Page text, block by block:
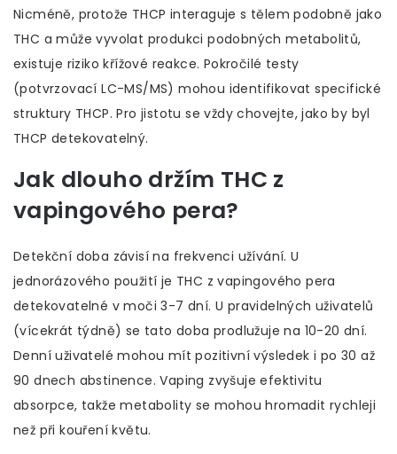
Nicméně, protože THCP interaguje s tělem podobně jako
THC a může vyvolat produkci podobných metabolitů,
existuje riziko křížové reakce. Pokročilé testy
(potvrzovací LC-MS/MS) mohou identifikovat specifické
struktury THCP. Pro jistotu se vždy chovejte, jako by byl
THCP detekovatelný.
Jak dlouho držím THC z
vapingového pera?
Detekční doba závisí na frekvenci užívání. U
jednorázového použití je THC z vapingového pera
detekovatelné v moči 3-7 dní. U pravidelných uživatelů
(vícekrát týdně) se tato doba prodlužuje na 10-20 dní.
Denní uživatelé mohou mít pozitivní výsledek i po 30 až
90 dnech abstinence. Vaping zvyšuje efektivitu
absorpce, takže metabolity se mohou hromadit rychleji
než při kouření květu.